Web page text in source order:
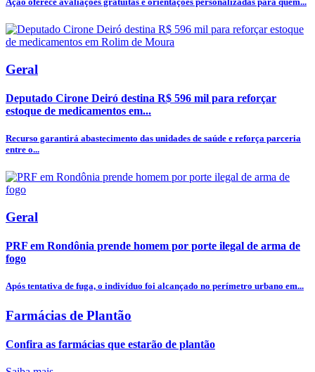
Geral
Deputado Cirone Deiró destina R$ 596 mil para reforçar
estoque de medicamentos em...
Recurso garantirá abastecimento das unidades de saúde e reforça parceria
entre o...
Geral
PRF em Rondônia prende homem por porte ilegal de arma de
fogo
Após tentativa de fuga, o indivíduo foi alcançado no perímetro urbano em...
Farmácias de Plantão
Confira as farmácias que estarão de plantão